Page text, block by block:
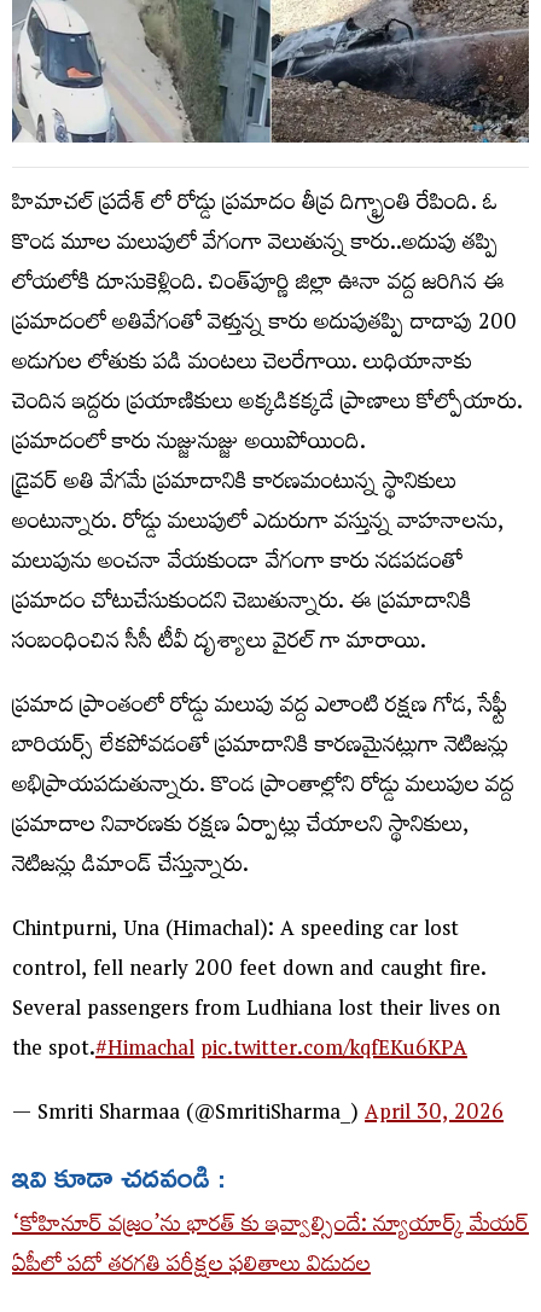
హిమాచల్ ప్రదేశ్ లో రోడ్డు ప్రమాదం తీవ్ర దిగ్భ్రాంతి రేపింది. ఓ
కొండ మూల మలుపులో వేగంగా వెలుతున్న కారు..అదుపు తప్పి
లోయలోకి దూసుకెళ్లింది. చింత్‌పూర్ణి జిల్లా ఊనా వద్ద జరిగిన ఈ
ప్రమాదంలో అతివేగంతో వెళ్తున్న కారు అదుపుతప్పి దాదాపు 200
అడుగుల లోతుకు పడి మంటలు చెలరేగాయి. లుధియానాకు
చెందిన ఇద్దరు ప్రయాణికులు అక్కడికక్కడే ప్రాణాలు కోల్పోయారు.
ప్రమాదంలో కారు నుజ్జునుజ్జు అయిపోయింది.
డ్రైవర్ అతి వేగమే ప్రమాదానికి కారణమంటున్న స్థానికులు
అంటున్నారు. రోడ్డు మలుపులో ఎదురుగా వస్తున్న వాహనాలను,
మలుపును అంచనా వేయకుండా వేగంగా కారు నడపడంతో
ప్రమాదం చోటుచేసుకుందని చెబుతున్నారు. ఈ ప్రమాదానికి
సంబంధించిన సీసీ టీవీ దృశ్యాలు వైరల్ గా మారాయి.
ప్రమాద ప్రాంతంలో రోడ్డు మలుపు వద్ద ఎలాంటి రక్షణ గోడ, సేఫ్టీ
బారియర్స్ లేకపోవడంతో ప్రమాదానికి కారణమైనట్లుగా నెటిజన్లు
అభిప్రాయపడుతున్నారు. కొండ ప్రాంతాల్లోని రోడ్డు మలుపుల వద్ద
ప్రమాదాల నివారణకు రక్షణ ఏర్పాట్లు చేయాలని స్థానికులు,
నెటిజన్లు డిమాండ్ చేస్తున్నారు.
Chintpurni, Una (Himachal): A speeding car lost
control, fell nearly 200 feet down and caught fire.
Several passengers from Ludhiana lost their lives on
the spot.#Himachalpic.twitter.com/kqfEKu6KPA
— Smriti Sharmaa (@SmritiSharma_)April 30, 2026
ఇవి కూడా చదవండి :
‘కోహినూర్‌ వజ్రం’ను భారత్ కు ఇవ్వాల్సిందే: న్యూయార్క్ మేయర్
ఏపీలో పదో తరగతి పరీక్షల ఫలితాలు విడుదల